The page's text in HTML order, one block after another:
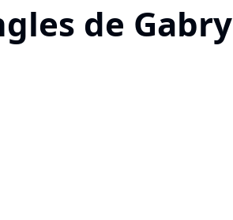
de Gabry